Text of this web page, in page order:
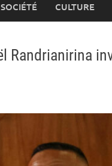
SOCIÉTÉ CULTURE
Randrianirina